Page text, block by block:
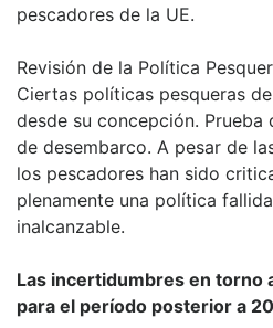
pescadores de la UE.
Revisión de la Política
Ciertas políticas pesqueras
desde su concepción.
de desembarco. A pesar de
los pescadores han sido
plenamente una política
inalcanzable.
Las incertidumbres en torno
para el período posterior a